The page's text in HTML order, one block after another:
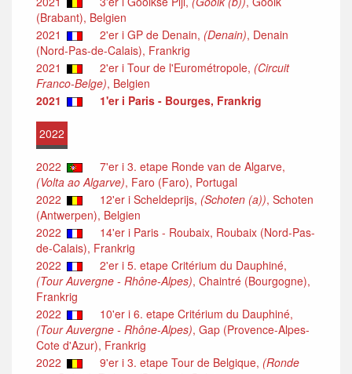
(Brabant), Belgien
2021
2'er i GP de Denain, (Denain), Denain
(Nord-Pas-de-Calais), Frankrig
2021
2'er i Tour de l'Eurométropole, (Circuit
Franco-Belge), Belgien
2021
1'er i Paris - Bourges, Frankrig
2022
2022
7'er i 3. etape Ronde van de Algarve,
(Volta ao Algarve), Faro (Faro), Portugal
2022
12'er i Scheldeprijs, (Schoten (a)), Schoten
(Antwerpen), Belgien
2022
14'er i Paris - Roubaix, Roubaix (Nord-Pas-
de-Calais), Frankrig
2022
2'er i 5. etape Critérium du Dauphiné,
(Tour Auvergne - Rhône-Alpes), Chaintré (Bourgogne),
Frankrig
2022
10'er i 6. etape Critérium du Dauphiné,
(Tour Auvergne - Rhône-Alpes), Gap (Provence-Alpes-
Cote d'Azur), Frankrig
2022
9'er i 3. etape Tour de Belgique, (Ronde